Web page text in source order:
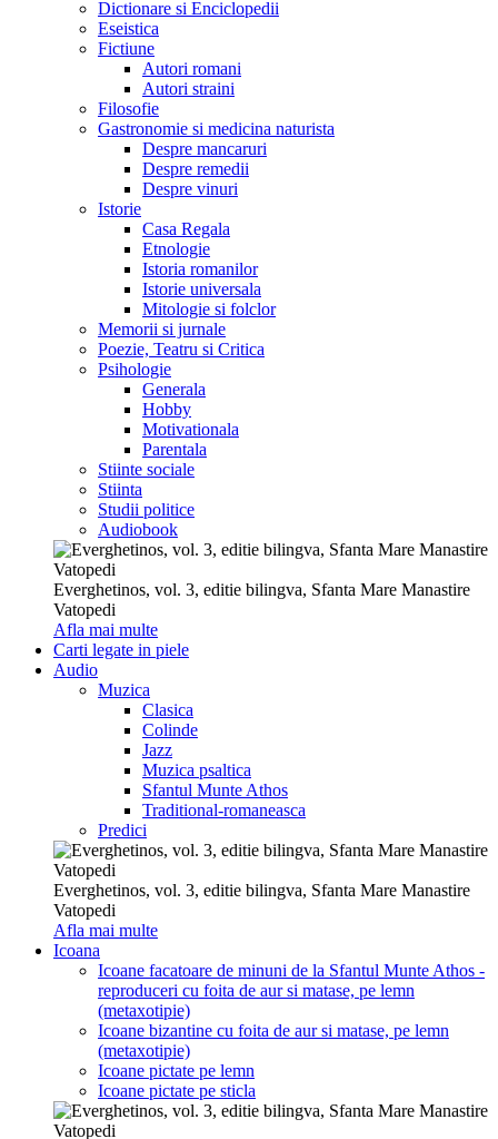
Dictionare si Enciclopedii
Eseistica
Fictiune
Autori romani
Autori straini
Filosofie
Gastronomie si medicina naturista
Despre mancaruri
Despre remedii
Despre vinuri
Istorie
Casa Regala
Etnologie
Istoria romanilor
Istorie universala
Mitologie si folclor
Memorii si jurnale
Poezie, Teatru si Critica
Psihologie
Generala
Hobby
Motivationala
Parentala
Stiinte sociale
Stiinta
Studii politice
Audiobook
Everghetinos, vol. 3, editie bilingva, Sfanta Mare Manastire
Vatopedi
Afla mai multe
Carti legate in piele
Audio
Muzica
Clasica
Colinde
Jazz
Muzica psaltica
Sfantul Munte Athos
Traditional-romaneasca
Predici
Everghetinos, vol. 3, editie bilingva, Sfanta Mare Manastire
Vatopedi
Afla mai multe
Icoana
Icoane facatoare de minuni de la Sfantul Munte Athos -
reproduceri cu foita de aur si matase, pe lemn
(metaxotipie)
Icoane bizantine cu foita de aur si matase, pe lemn
(metaxotipie)
Icoane pictate pe lemn
Icoane pictate pe sticla